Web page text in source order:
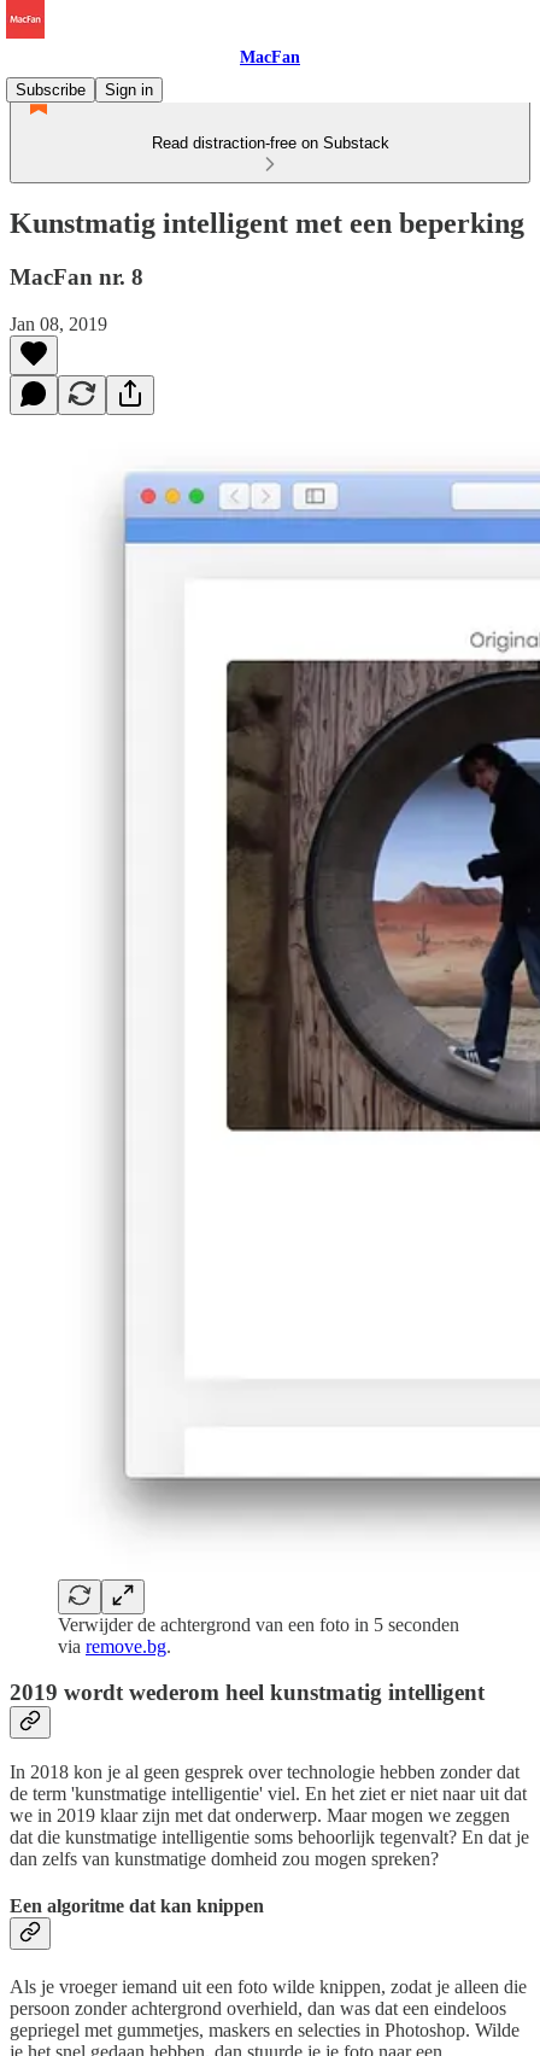
MacFan
Subscribe
Sign in
Read distraction-free on Substack
Kunstmatig intelligent met een beperking
MacFan nr. 8
Jan 08, 2019
Verwijder de achtergrond van een foto in 5 seconden
via remove.bg.
2019 wordt wederom heel kunstmatig intelligent
In 2018 kon je al geen gesprek over technologie hebben zonder dat
de term 'kunstmatige intelligentie' viel. En het ziet er niet naar uit dat
we in 2019 klaar zijn met dat onderwerp. Maar mogen we zeggen
dat die kunstmatige intelligentie soms behoorlijk tegenvalt? En dat je
dan zelfs van kunstmatige domheid zou mogen spreken?
Een algoritme dat kan knippen
Als je vroeger iemand uit een foto wilde knippen, zodat je alleen die
persoon zonder achtergrond overhield, dan was dat een eindeloos
gepriegel met gummetjes, maskers en selecties in Photoshop. Wilde
je het snel gedaan hebben, dan stuurde je je foto naar een